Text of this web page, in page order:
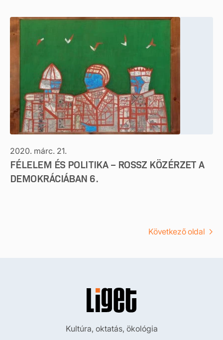
2020. márc. 21.
FÉLELEM ÉS POLITIKA – ROSSZ KÖZÉRZET A
DEMOKRÁCIÁBAN 6.
Következő oldal
Kultúra, oktatás, ökológia